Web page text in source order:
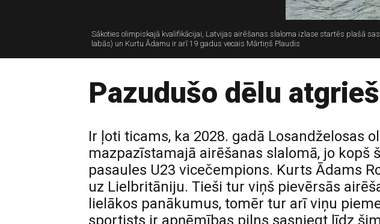
Sākoties olimpiskajā kvalifikācijai, Latvijas airēšanas slaloma izlase startēs plašā
labās) un Kurtu Ādamu ir arī 19 gadus vecais Mārtiņš Plaudis
Pazudušo dēlu
Ir ļoti ticams, ka 2028. gadā Losandželosas
mazpazīstamajā airēšanas slalomā, jo kopš
pasaules U23 vicečempions. Kurts Ādams
uz Lielbritāniju. Tieši tur viņš pievērsās
lielākos panākumus, tomēr tur arī viņu
sportists ir apņēmības pilns sasniegt līdz